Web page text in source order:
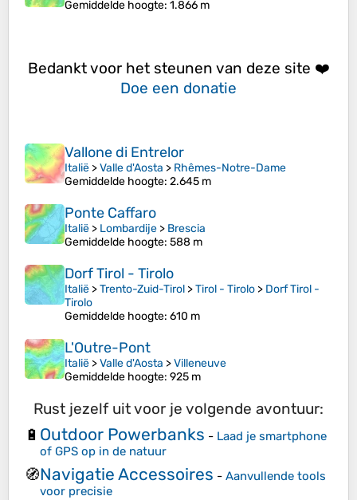
Gemiddelde hoogte: 1.866 m
Bedankt voor het steunen van deze site ❤️
Doe een donatie
Vallone di Entrelor
Italië >Valle d'Aosta > Rhêmes-Notre-Dame
Gemiddelde hoogte: 2.645 m
Ponte Caffaro
Italië > Lombardije > Brescia
Gemiddelde hoogte: 588 m
Dorf Tirol - Tirolo
Italië >Trento-Zuid-Tirol >Tirol - Tirolo > Dorf Tirol -
Tirolo
Gemiddelde hoogte: 610 m
L'Outre-Pont
Italië >Valle d'Aosta >Villeneuve
Gemiddelde hoogte: 925 m
Rust jezelf uit voor je volgende avontuur:
🔋 Outdoor Powerbanks - Laad je smartphone
of GPS op in de natuur
🧭Navigatie Accessoires - Aanvullende tools
voor precisie